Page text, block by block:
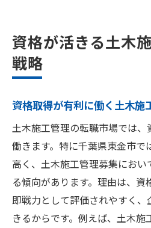
資格が活きる土木
戦略
資格取得が有利に働く土木施
土木施工管理の転職市場では
働きます。特に千葉県東金市で
高く、土木施工管理募集にお
る傾向があります。理由は、
即戦力として評価されやすく
きるからです。例えば、土木施